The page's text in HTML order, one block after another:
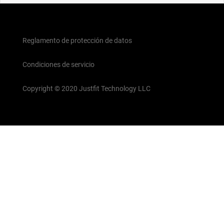
Reglamento de protección de datos
Condiciones de servicio
Copyright © 2020 Justfit Technology LLC